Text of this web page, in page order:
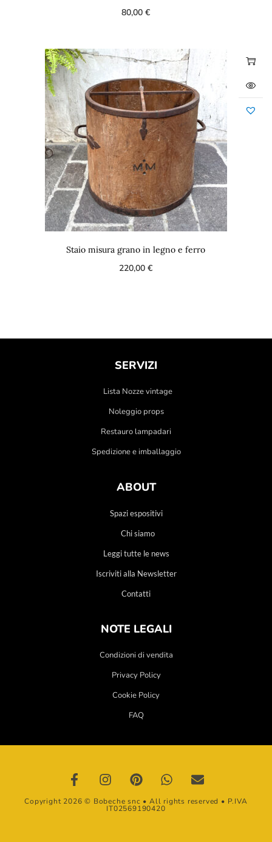
80,00€
Staio misura grano in legno e ferro
220,00€
SERVIZI
Lista Nozze vintage
Noleggio props
Restauro lampadari
Spedizione e imballaggio
ABOUT
Spazi espositivi
Chi siamo
Leggi tutte le news
Iscriviti alla Newsletter
Contatti
NOTE LEGALI
Condizioni di vendita
Privacy Policy
Cookie Policy
FAQ
Copyright 2026 © Bobeche snc • All rights reserved • P.IVA
IT02569190420